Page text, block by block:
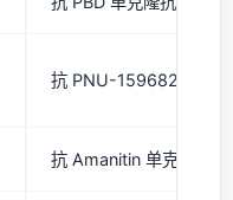
抗 PNU-159682 单克
抗 Amanitin 单克隆抗